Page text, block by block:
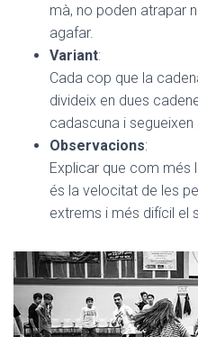
mà, no poden atrapar
agafar.
Variant:
Cada cop que la
divideix en dues
cadascuna i segueixen
Observacions:
Explicar que com més
és la velocitat de les
extrems i més difícil el